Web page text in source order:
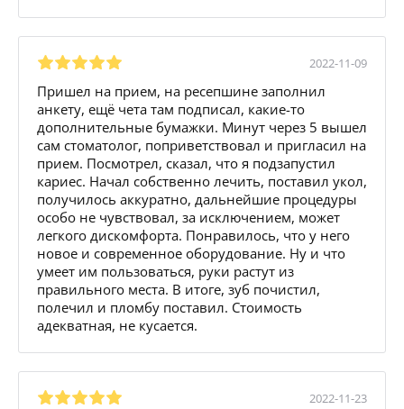
2022-11-09
Пришел на прием, на ресепшине заполнил
анкету, ещё чета там подписал, какие-то
дополнительные бумажки. Минут через 5 вышел
сам стоматолог, поприветствовал и пригласил на
прием. Посмотрел, сказал, что я подзапустил
кариес. Начал собственно лечить, поставил укол,
получилось аккуратно, дальнейшие процедуры
особо не чувствовал, за исключением, может
легкого дискомфорта. Понравилось, что у него
новое и современное оборудование. Ну и что
умеет им пользоваться, руки растут из
правильного места. В итоге, зуб почистил,
полечил и пломбу поставил. Стоимость
адекватная, не кусается.
2022-11-23